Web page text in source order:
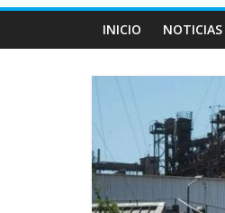
INICIO NOTICIAS